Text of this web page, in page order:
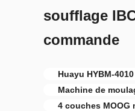
soufflage
commande
Huayu HYBM-
Machine de
4 couches MOOG